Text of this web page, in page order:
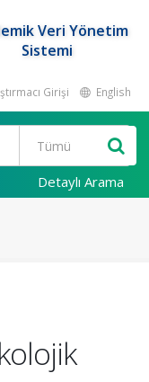
Veri Yönetim
Sistemi
Girişi English
Detaylı Arama